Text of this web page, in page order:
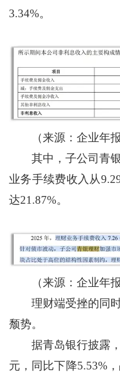
3.34%。
（来源：企业年报
其中，子公司青银
业务手续费收入从
达21.87%。
（来源：企业年报
理财端受挫的同时
颓势。
据青岛银行披露，
元，同比下降5.53%